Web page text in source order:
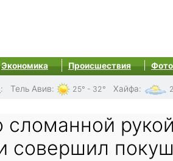
Экономика Происшествия Фото
: Тель Авив: 25° - 32° Хайфа:
рукой
совершил